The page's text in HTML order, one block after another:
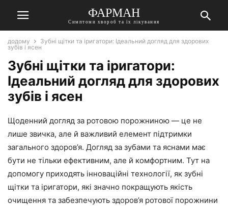
ФАРМАН
Симптоми хвороб та їх лікування
додому
Зубні щітки та іригатори: Ідеальний догляд для здорових
зубів і ясен
Зубні щітки та іригатори:
Ідеальний догляд для здорових
зубів і ясен
Щоденний догляд за ротовою порожниною — це не
лише звичка, але й важливий елемент підтримки
загального здоров’я. Догляд за зубами та яснами має
бути не тільки ефективним, але й комфортним. Тут на
допомогу приходять інноваційні технології, як зубні
щітки та іригатори, які значно покращують якість
очищення та забезпечують здоров’я ротової порожнини